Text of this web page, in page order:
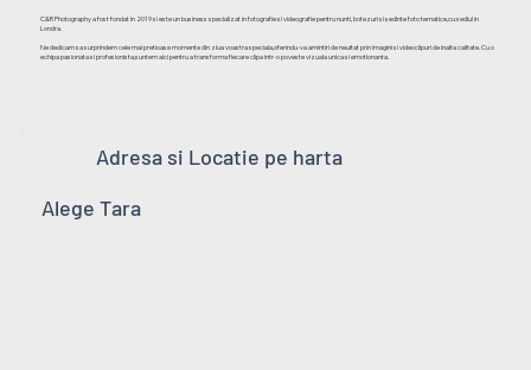
C&R Photography a fost fondat in 2019 si este un business specializat in fotografie si videografie pentru nunti, botezuri si sedinte foto tematice,cu sediul in
Londra.
Ne dedicam sa surprindem cele mai pretioase momente din ziua voastra speciala,oferindu-va amintiri de neuitat prin imagini si videoclipuri de inalta calitate. Cu o
echipa pasionata si profesionista,suntem aici pentru a transforma fiecare clipa intr-o poveste vizuala unica si emotionanta.
Adresa si Locatie pe harta
Alege Tara